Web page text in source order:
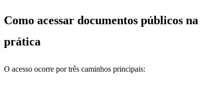
Como acessar documentos públicos na
prática
O acesso ocorre por três caminhos principais: